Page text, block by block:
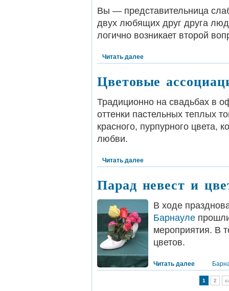
Вы — представительница
двух любящих друг друга
логично возникает второй
Читать далее
Цветовые
Традиционно на свадьбах в
оттенки пастельных теплых
красного, пурпурного цвета,
любви.
Читать далее
Парад невест и
В ходе
Барнауле
мероприятия. В
цветов.
Читать далее
1 2